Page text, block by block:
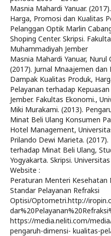
Masnia Mahardi Yanuar.
Harga, Promosi dan Kualitas
Pelanggan Optik Marlin
Shoping Center. Skripsi.
Muhammadiyah Jember
Masnia Mahardi Yanuar,
(2017). Jurnal Mnaajemen
Dampak Kualitas Produk,
Pelayanan terhadap
Jember. Fakultas Ekonomi.,
Miki Murakami. (2013).
Minat Beli Ulang Konsumen
Hotel Management,
Prilando Dewi Marieta.
terhadap Minat Beli Ulang,
Yogyakarta. Skripsi.
Website :
Peraturan Menteri Kesehatan
Standar Pelayanan Refraksi
Optisi/Optometri.http://
https://media.neliti.com/
pengaruh-dimensi- kualitas-